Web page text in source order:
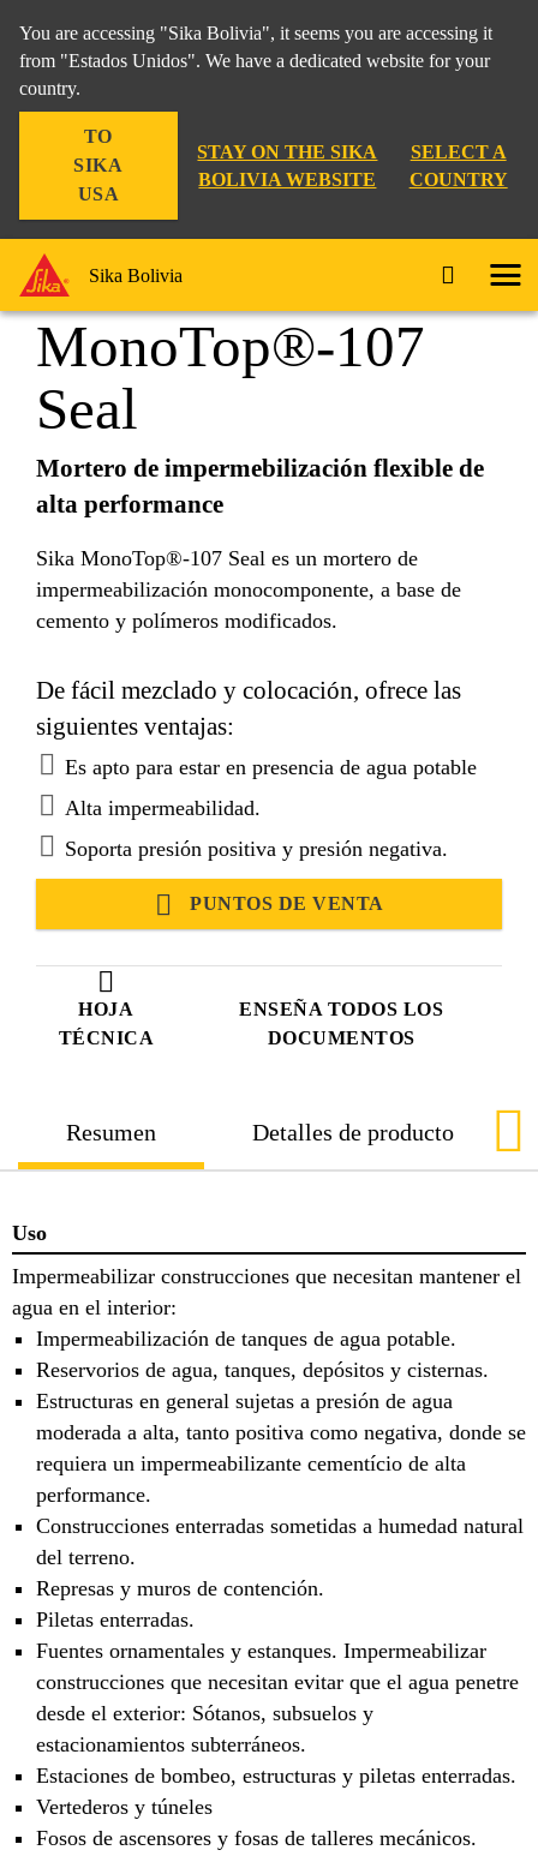
You are accessing "Sika Bolivia", it seems you are accessing it
from "Estados Unidos". We have a dedicated website for your
country.
TO
SIKA
USA
STAY ON THE SIKA
BOLIVIA WEBSITE
SELECT A
COUNTRY
Sika Bolivia
HOJA
TÉCNICA
ENSEÑA TODOS LOS
DOCUMENTOS
Sika
MonoTop®-107
Seal
Mortero de impermebilización flexible de
alta performance
Sika MonoTop®-107 Seal es un mortero de
impermeabilización monocomponente, a base de
cemento y polímeros modificados.
De fácil mezclado y colocación, ofrece las
siguientes ventajas:
Es apto para estar en presencia de agua potable
Alta impermeabilidad.
Soporta presión positiva y presión negativa.
PUNTOS DE VENTA
Resumen Detalles de producto
Uso
Impermeabilizar construcciones que necesitan mantener el
agua en el interior:
Impermeabilización de tanques de agua potable.
Reservorios de agua, tanques, depósitos y cisternas.
Estructuras en general sujetas a presión de agua
moderada a alta, tanto positiva como negativa, donde se
requiera un impermeabilizante cementício de alta
performance.
Construcciones enterradas sometidas a humedad natural
del terreno.
Represas y muros de contención.
Piletas enterradas.
Fuentes ornamentales y estanques. Impermeabilizar
construcciones que necesitan evitar que el agua penetre
desde el exterior: Sótanos, subsuelos y
estacionamientos subterráneos.
Estaciones de bombeo, estructuras y piletas enterradas.
Vertederos y túneles
Fosos de ascensores y fosas de talleres mecánicos.